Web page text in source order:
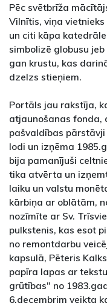
Pēc svētbrīža
Vilnītis, viņa
un citi kāpa
simbolizē globusu
gan krustu, kas
dzelzs stieņiem.
Portāls jau rakstīja,
atjaunošanas fonda,
pašvaldības
lodi un izņēma
bija pamanījuši
tika atvērta un
laiku un valstu
kārbiņa ar oblātām,
nozīmīte ar Sv.
pulkstenis, kas esot
no remontdarbu
kapsulā, Pēteris
papīra lapas ar
grūtības" no
6.decembrim veikta